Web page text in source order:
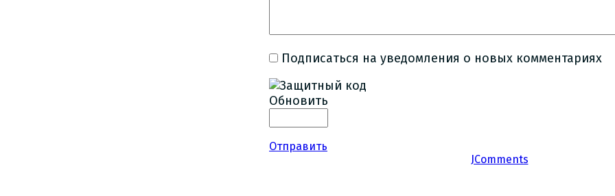
Подписаться на уведомления о новых комментариях
Обновить
Отправить
JComments